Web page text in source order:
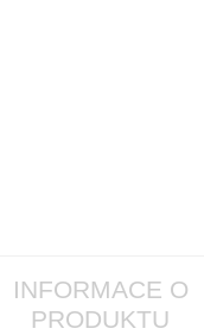
INFORMACE O
PRODUKTU